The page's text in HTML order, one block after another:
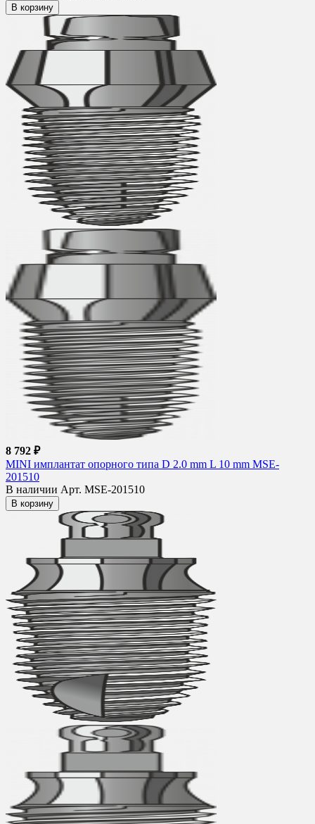
В корзину
8 792 ₽
MINI имплантат опорного типа D 2.0 mm L 10 mm MSE-
201510
В наличии Арт. MSE-201510
В корзину